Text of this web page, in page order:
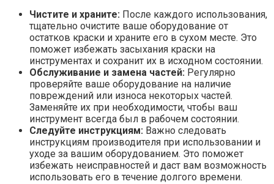
Чистите и храните: После каждого использования,
тщательно очистите ваше оборудование от
остатков краски и храните его в сухом месте. Это
поможет избежать засыхания краски на
инструментах и сохранит их в исходном состоянии.
Обслуживание и замена частей: Регулярно
проверяйте ваше оборудование на наличие
повреждений или износа некоторых частей.
Заменяйте их при необходимости, чтобы ваш
инструмент всегда был в рабочем состоянии.
Следуйте инструкциям: Важно следовать
инструкциям производителя при использовании и
уходе за вашим оборудованием. Это поможет
избежать неисправностей и даст вам возможность
использовать его в течение долгого времени.